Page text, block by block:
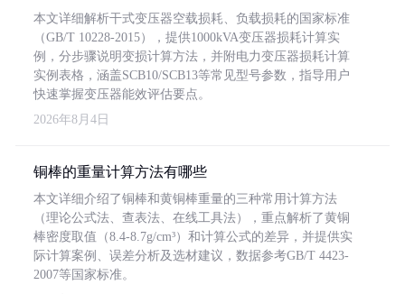
本文详细解析干式变压器空载损耗、负载损耗的国家标准
（GB/T 10228-2015），提供1000kVA变压器损耗计算实
例，分步骤说明变损计算方法，并附电力变压器损耗计算
实例表格，涵盖SCB10/SCB13等常见型号参数，指导用户
快速掌握变压器能效评估要点。
2026年8月4日
铜棒的重量计算方法有哪些
本文详细介绍了铜棒和黄铜棒重量的三种常用计算方法
（理论公式法、查表法、在线工具法），重点解析了黄铜
棒密度取值（8.4-8.7g/cm³）和计算公式的差异，并提供实
际计算案例、误差分析及选材建议，数据参考GB/T 4423-
2007等国家标准。